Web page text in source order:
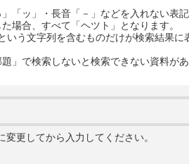
「ッ」・長音「－」などを入れない表記
場合、すべて「ヘツト」となります。
う文字列を含むものだけが検索結果に
」で検索しないと検索できない資料があ
更してから入力してください。